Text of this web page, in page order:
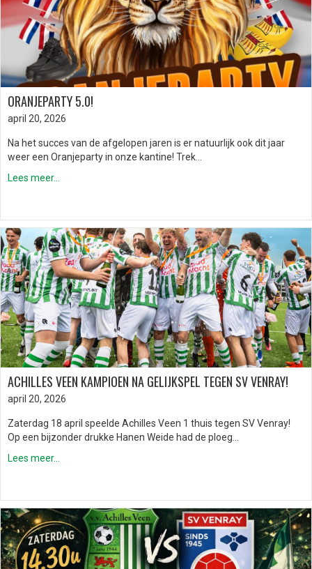
ORANJEPARTY 5.0!
april 20, 2026
Na het succes van de afgelopen jaren is er natuurlijk ook dit jaar
weer een Oranjeparty in onze kantine! Trek…
Lees meer...
ACHILLES VEEN KAMPIOEN NA GELIJKSPEL TEGEN SV VENRAY!
april 20, 2026
Zaterdag 18 april speelde Achilles Veen 1 thuis tegen SV Venray!
Op een bijzonder drukke Hanen Weide had de ploeg…
Lees meer...